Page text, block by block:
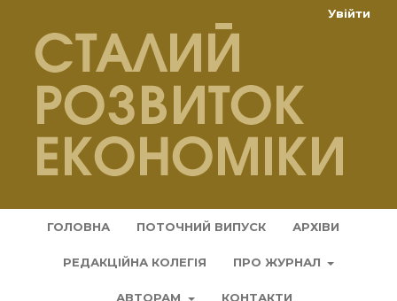
ГОЛОВНА ПОТОЧНИЙ ВИПУСК АРХІВИ
РЕДАКЦІЙНА КОЛЕГІЯ ПРО ЖУРНАЛ
АВТОРАМ КОНТАКТИ
Увійти